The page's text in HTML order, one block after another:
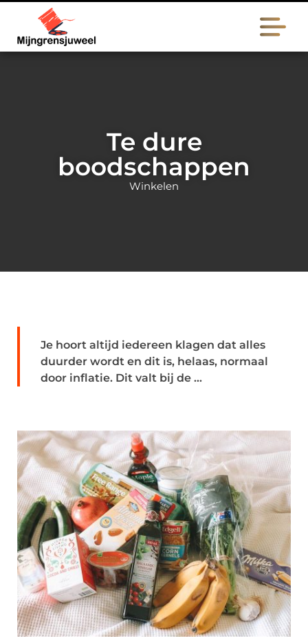
Te dure
boodschappen
Winkelen
Je hoort altijd iedereen klagen dat alles
duurder wordt en dit is, helaas, normaal
door inflatie. Dit valt bij de ...